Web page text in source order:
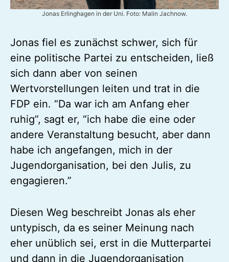
Jonas Erlinghagen in der Uni. Foto: Malin Jachnow.
Jonas fiel es zunächst schwer, sich für
eine politische Partei zu entscheiden, ließ
sich dann aber von seinen
Wertvorstellungen leiten und trat in die
FDP ein. “Da war ich am Anfang eher
ruhig”, sagt er, “ich habe die eine oder
andere Veranstaltung besucht, aber dann
habe ich angefangen, mich in der
Jugendorganisation, bei den Julis, zu
engagieren.”
Diesen Weg beschreibt Jonas als eher
untypisch, da es seiner Meinung nach
eher unüblich sei, erst in die Mutterpartei
und dann in die Jugendorganisation